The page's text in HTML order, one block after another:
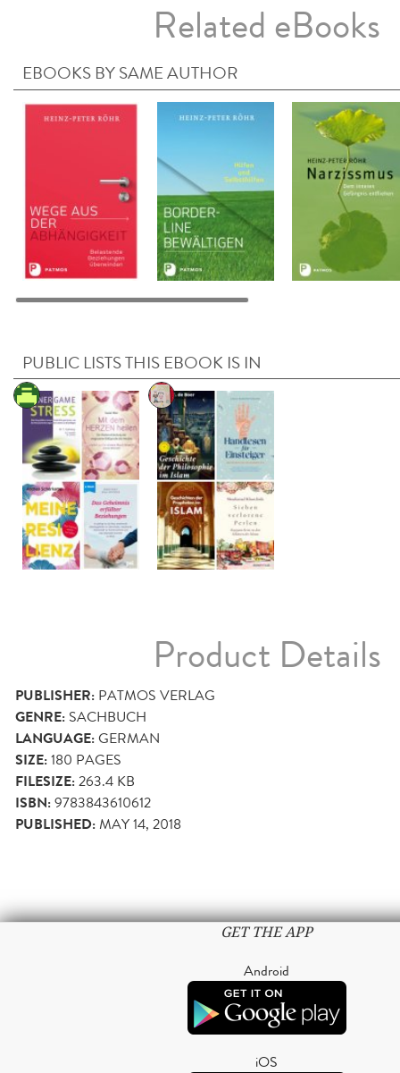
Related eBooks
EBOOKS BY SAME AUTHOR
PUBLIC LISTS THIS EBOOK IS IN
Product Details
PUBLISHER: PATMOS VERLAG
GENRE: SACHBUCH
LANGUAGE:GERMAN
SIZE:180 PAGES
FILESIZE:263.4 KB
ISBN:9783843610612
PUBLISHED:MAY 14, 2018
GET THE APP
Android
iOS